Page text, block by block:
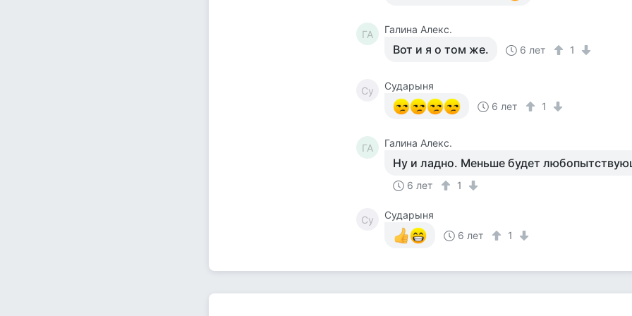
ГА Галина Алекс.
Вот и я о том же. 6 лет 1
Су
Сударыня
6 лет
1
ГА Галина Алекс.
Ну и ладно. Меньше будет
6 лет 1
Су
Сударыня
6 лет
1